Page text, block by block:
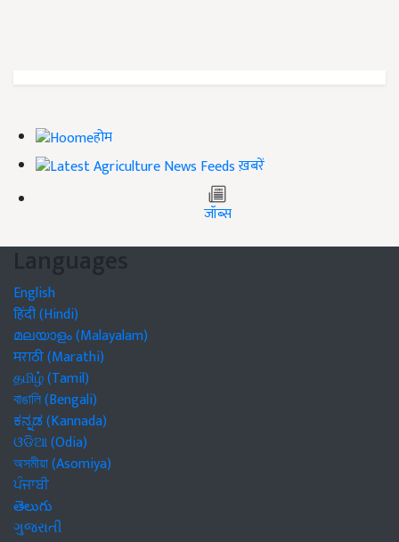
होम
ख़बरें
जॉब्स
Languages
English
हिंदी (Hindi)
മലയാളം (Malayalam)
मराठी (Marathi)
தமிழ் (Tamil)
বাঙালি (Bengali)
ಕನ್ನಡ (Kannada)
ଓଡିଆ (Odia)
অসমীয়া (Asomiya)
ਪੰਜਾਬੀ
తెలుగు
ગુજરાતી